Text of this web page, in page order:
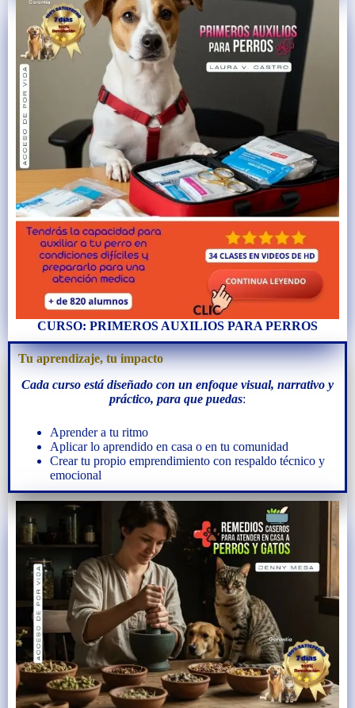
CURSO: PRIMEROS AUXILIOS PARA PERROS
Tu aprendizaje, tu impacto
Cada curso está diseñado con un enfoque visual, narrativo y
práctico, para que puedas:
Aprender a tu ritmo
Aplicar lo aprendido en casa o en tu comunidad
Crear tu propio emprendimiento con respaldo técnico y
emocional